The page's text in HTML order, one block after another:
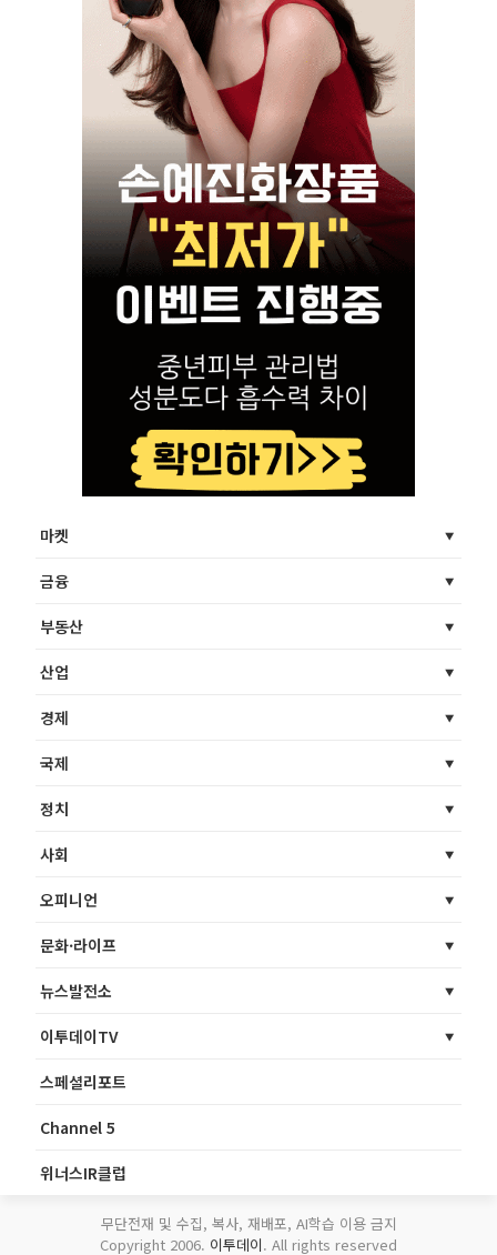
마켓
금융
부동산
산업
경제
국제
정치
사회
오피니언
문화·라이프
뉴스발전소
이투데이TV
스페셜리포트
Channel 5
위너스IR클럽
무단전재 및 수집, 복사, 재배포, AI학습 이용 금지
Copyright 2006. 이투데이. All rights reserved